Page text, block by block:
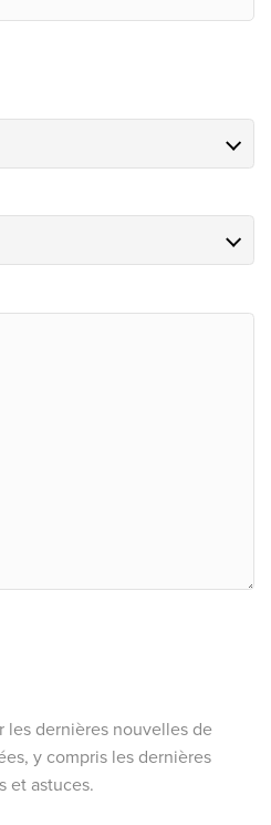
les dernières nouvelles de
y compris les dernières
et astuces.